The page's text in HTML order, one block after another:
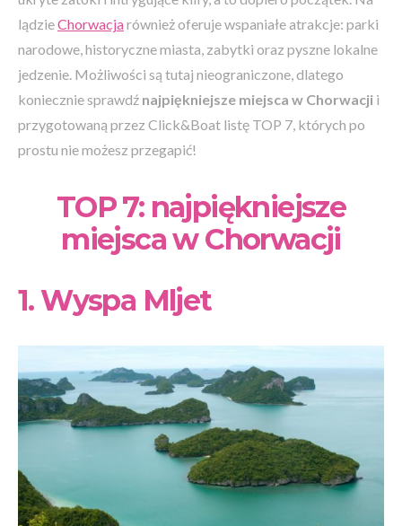
lądzieChorwacjarównież oferuje wspaniałe atrakcje: parki
narodowe, historyczne miasta, zabytki oraz pyszne lokalne
jedzenie. Możliwości są tutaj nieograniczone, dlatego
koniecznie sprawdź najpiękniejsze miejsca w Chorwacji i
przygotowaną przez Click&Boat listę TOP 7, których po
prostu nie możesz przegapić!
TOP 7: najpiękniejsze
miejsca w Chorwacji
1. Wyspa Mljet